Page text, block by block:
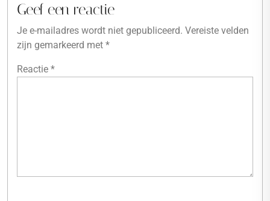
Geef een reactie
Je e-mailadres wordt niet gepubliceerd. Vereiste velden
zijn gemarkeerd met *
Reactie *